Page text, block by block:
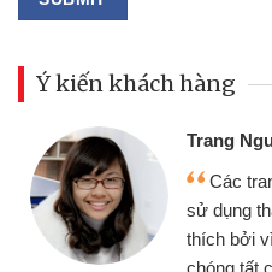
Ý kiến khách hàng
online
rất
nhanh